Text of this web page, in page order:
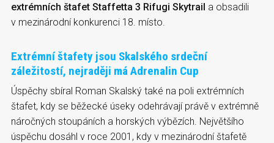
extrémních štafet Staffetta 3 Rifugi Skytrail a obsadili
v mezinárodní konkurenci 18. místo.
Extrémní štafety jsou Skalského srdeční
záležitostí, nejraději má Adrenalin Cup
Úspěchy sbíral Roman Skalský také na poli extrémních
štafet, kdy se běžecké úseky odehrávají právě v extrémně
náročných stoupáních a horských výbězích. Největšího
úspěchu dosáhl v roce 2001, kdy v mezinárodní štafetě